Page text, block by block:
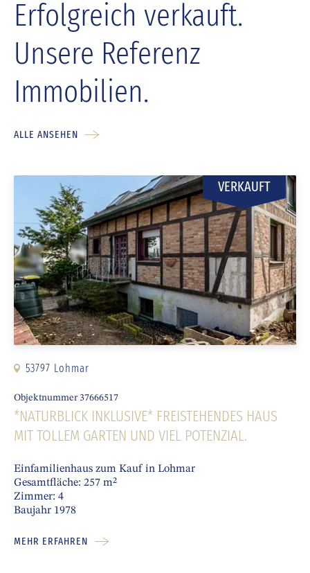
Erfolgreich verkauft.
Unsere Referenz
Immobilien.
ALLE ANSEHEN
VERKAUFT
53797 Lohmar
Objektnummer 37666517
*NATURBLICK INKLUSIVE* FREISTEHENDES HAUS
MIT TOLLEM GARTEN UND VIEL POTENZIAL.
Einfamilienhaus zum Kauf in Lohmar
Gesamtfläche: 257 m²
Zimmer: 4
Baujahr 1978
MEHR ERFAHREN